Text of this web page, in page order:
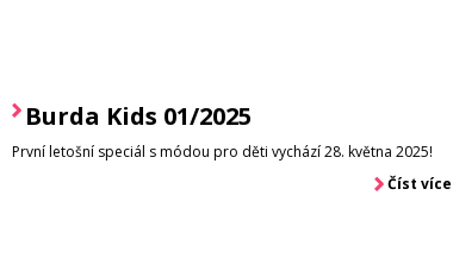
Burda Kids 01/2025
První letošní speciál s módou pro děti vychází 28. května 2025!
Číst více